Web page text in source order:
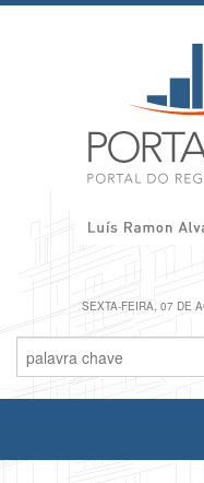
SEXTA-FEIRA, 07 DE